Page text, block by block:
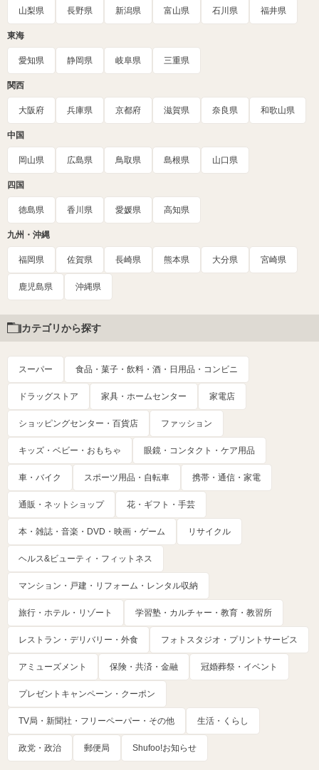
山梨県 長野県 新潟県 富山県 石川県 福井県
東海
愛知県 静岡県 岐阜県 三重県
関西
大阪府 兵庫県 京都府 滋賀県 奈良県 和歌山県
中国
岡山県 広島県 鳥取県 島根県 山口県
四国
徳島県 香川県 愛媛県 高知県
九州・沖縄
福岡県 佐賀県 長崎県 熊本県 大分県 宮崎県
鹿児島県 沖縄県
カテゴリから探す
スーパー 食品・菓子・飲料・酒・日用品・コンビニ
ドラッグストア 家具・ホームセンター 家電店
ショッピングセンター・百貨店 ファッション
キッズ・ベビー・おもちゃ 眼鏡・コンタクト・ケア用品
車・バイク スポーツ用品・自転車 携帯・通信・家電
通販・ネットショップ 花・ギフト・手芸
本・雑誌・音楽・DVD・映画・ゲーム リサイクル
ヘルス&ビューティ・フィットネス
マンション・戸建・リフォーム・レンタル収納
旅行・ホテル・リゾート 学習塾・カルチャー・教育・教習所
レストラン・デリバリー・外食 フォトスタジオ・プリントサービス
アミューズメント 保険・共済・金融 冠婚葬祭・イベント
プレゼントキャンペーン・クーポン
TV局・新聞社・フリーペーパー・その他 生活・くらし
政党・政治 郵便局 Shufoo!お知らせ